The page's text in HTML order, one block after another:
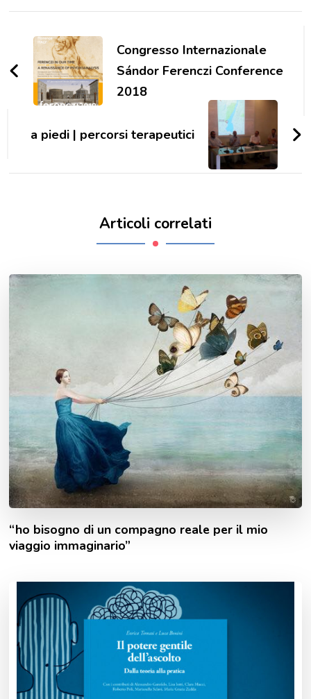
articoli
Congresso Internazionale
Sándor Ferenczi Conference
2018
a piedi | percorsi terapeutici
Articoli correlati
“ho bisogno di un compagno reale per il mio
viaggio immaginario”